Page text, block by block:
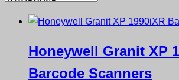
Honeywell Granit XP
Barcode Scanners